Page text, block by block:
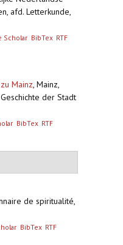
afd. Letterkunde,
Scholar BibTex RTF
Mainz, Mainz,
der Stadt
BibTex RTF
de spiritualité,
BibTex RTF